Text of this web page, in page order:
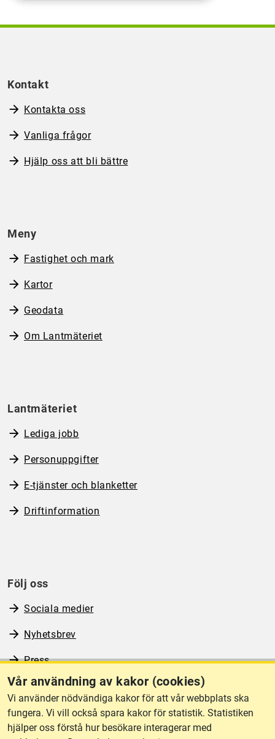
Vår användning av kakor (cookies)
Vi använder nödvändiga kakor för att vår webbplats ska
fungera. Vi vill också spara kakor för statistik. Statistiken
hjälper oss förstå hur besökare interagerar med
Kontakt
Kontakta oss
Vanliga frågor
Hjälp oss att bli bättre
Meny
Fastighet och mark
Kartor
Geodata
Om Lantmäteriet
Lantmäteriet
Lediga jobb
Personuppgifter
E-tjänster och blanketter
Driftinformation
Följ oss
Sociala medier
Nyhetsbrev
Press
RSS